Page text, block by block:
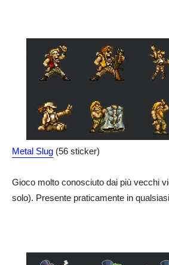
Metal Slug (56 sticker)
Gioco molto conosciuto dai più vecchi
solo). Presente praticamente in